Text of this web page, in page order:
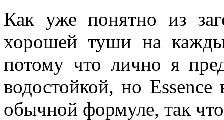
Как уже понятно из
хорошей туши на
потому что лично я
водостойкой, но
обычной формуле, так